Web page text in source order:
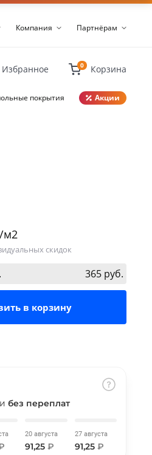
Компания Партнёрам
Избранное 0 Корзина
покрытия Акции
/м2
скидок
365 руб.
в корзину
без переплат
20 августа
91,25₽
27 августа
91,25 ₽